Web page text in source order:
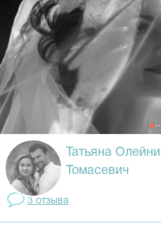
Татьяна
Томасевич
3 отзывa